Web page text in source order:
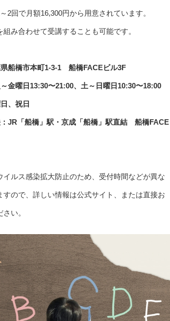
2回で月額16,300円から用意されています。
み合わせて受講することも可能です。
船橋市本町1-3-1 船橋FACEビル3F
金曜日13:30〜21:00、土～日曜日10:30〜18:00
、祝日
JR「船橋」駅・京成「船橋」駅直結 船橋FACE
ルス感染拡大防止のため、受付時間などが異な
すので、詳しい情報は公式サイト、または直接お
い。